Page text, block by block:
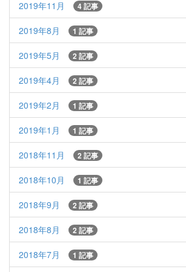
2019年11月 4 記事
2019年8月 1 記事
2019年5月 2 記事
2019年4月 2 記事
2019年2月 1 記事
2019年1月 1 記事
2018年11月 2 記事
2018年10月 1 記事
2018年9月 2 記事
2018年8月 2 記事
2018年7月 1 記事